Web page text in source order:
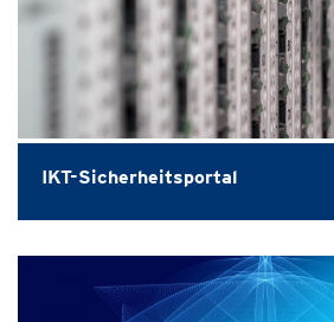
IKT-Sicherheitsportal